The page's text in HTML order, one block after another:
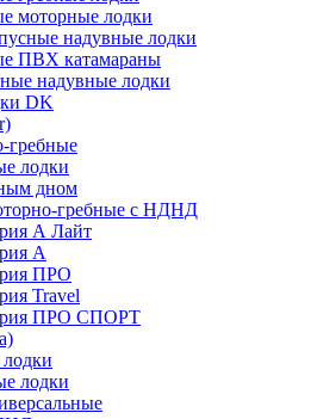
моторные лодки
надувные лодки
ПВХ катамараны
надувные лодки
DK
гребные
лодки
дном
гребные с НДНД
А Лайт
А
ПРО
Travel
ПРО СПОРТ
лодки